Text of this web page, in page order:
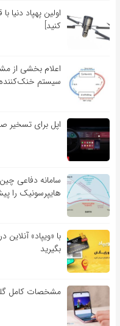
اولین پهپاد دنیا
کنید]
سیستم
اپل برای
سامانه دفاعی
هایپرسونیک را
با «ویپاد»
بگیرید
مشخصات کامل گلکسی زد